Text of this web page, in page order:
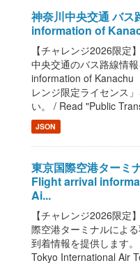
神奈川中央交通 バ
information of
【チャレンジ2026限定
中央交通のバス路線情
information of Kanachu
レンジ限定ライセンス
い。 / Read "Public
JSON
東京国際空港ターミ
Flight arrival
Ai...
【チャレンジ2026限定
際空港ターミナルによ
到着情報を提供します
Tokyo International Air